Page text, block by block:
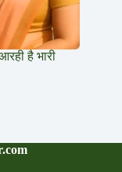
है भारी